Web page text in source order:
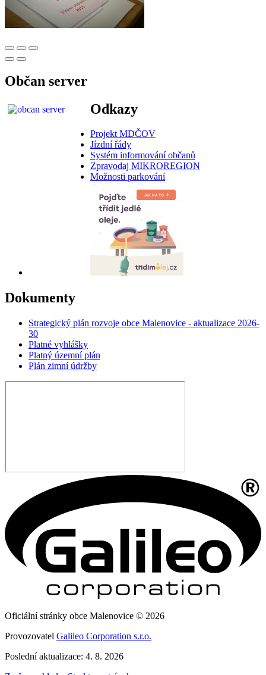
Občan server
Odkazy
Projekt MDČOV
Jízdní řády
Systém informování občanů
Zpravodaj MIKROREGION
Možnosti parkování
Dokumenty
Strategický plán rozvoje obce Malenovice - aktualizace 2026-
30
Platné vyhlášky
Platný územní plán
Plán zimní údržby
Oficiální stránky obce Malenovice © 2026
Provozovatel Galileo Corporation s.r.o.
Poslední aktualizace: 4. 8. 2026